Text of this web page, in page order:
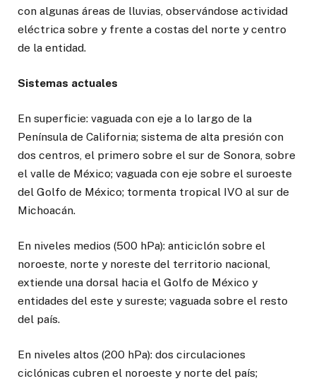
con algunas áreas de lluvias, observándose actividad
eléctrica sobre y frente a costas del norte y centro
de la entidad.
Sistemas actuales
En superficie: vaguada con eje a lo largo de la
Península de California; sistema de alta presión con
dos centros, el primero sobre el sur de Sonora, sobre
el valle de México; vaguada con eje sobre el suroeste
del Golfo de México; tormenta tropical IVO al sur de
Michoacán.
En niveles medios (500 hPa): anticiclón sobre el
noroeste, norte y noreste del territorio nacional,
extiende una dorsal hacia el Golfo de México y
entidades del este y sureste; vaguada sobre el resto
del país.
En niveles altos (200 hPa): dos circulaciones
ciclónicas cubren el noroeste y norte del país;